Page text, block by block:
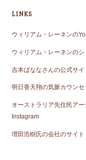
LINKS
ウィリアム・レーネンの
ウィリアム・レーネンの
吉本ばななさんの公式サイ
明日香天翔の気脈カウンセ
オーストラリア先住民ア
Instagram
増田浩樹氏の会社のサイト